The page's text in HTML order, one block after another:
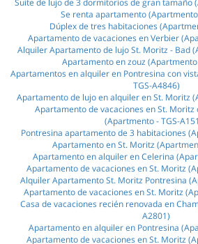
Suite de lujo de 3 dormitorios de gran tamaño
Se renta apartamento (Apartmento
Dúplex de tres habitaciones
Apartamento de vacaciones en Verbier
Alquiler Apartamento de lujo St. Moritz - Bad
Apartamento en zouz (Apartmento
Apartamentos en alquiler en Pontresina con
TGS-A4846)
Apartamento de lujo en alquiler en St. Moritz
Apartamento de vacaciones en St. Moritz
(Apartmento - TGS-
Pontresina apartamento de 3 habitaciones
Apartamento en St. Moritz
Apartamento en alquiler en Celerina
Apartamento de vacaciones en St. Moritz
Alquiler Apartamento St. Moritz Pontresina
Apartamento de vacaciones en St. Moritz
Casa de vacaciones recién renovada en
A2801)
Apartamento en alquiler en Pontresina
Apartamento de vacaciones en St. Moritz